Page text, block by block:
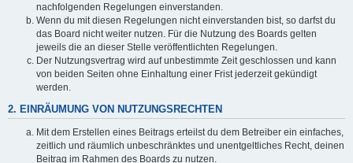
nachfolgenden Regelungen einverstanden.
Wenn du mit diesen Regelungen nicht einverstanden bist, so darfst du
das Board nicht weiter nutzen. Für die Nutzung des Boards gelten
jeweils die an dieser Stelle veröffentlichten Regelungen.
Der Nutzungsvertrag wird auf unbestimmte Zeit geschlossen und kann
von beiden Seiten ohne Einhaltung einer Frist jederzeit gekündigt
werden.
2. EINRÄUMUNG VON NUTZUNGSRECHTEN
Mit dem Erstellen eines Beitrags erteilst du dem Betreiber ein einfaches,
zeitlich und räumlich unbeschränktes und unentgeltliches Recht, deinen
Beitrag im Rahmen des Boards zu nutzen.